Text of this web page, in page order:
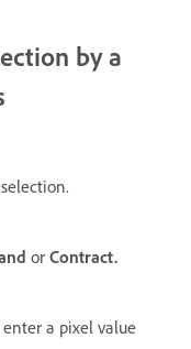
by a
or Contract.
enter a pixel value